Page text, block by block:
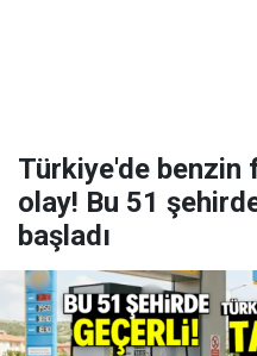
Türkiye'de benzin
olay! Bu 51
başladı